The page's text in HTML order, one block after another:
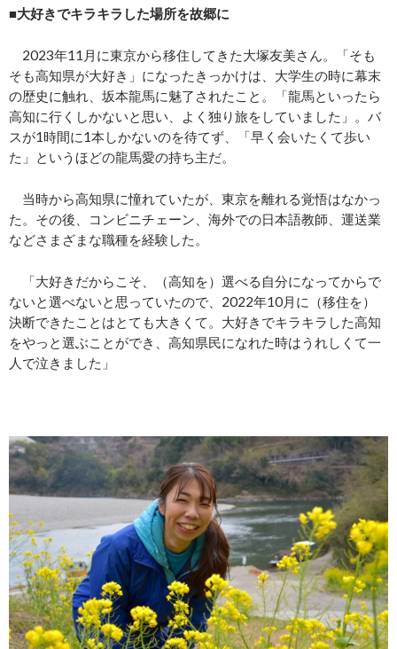
■大好きでキラキラした場所を故郷に
2023年11月に東京から移住してきた大塚友美さん。「そも
そも高知県が大好き」になったきっかけは、大学生の時に幕末
の歴史に触れ、坂本龍馬に魅了されたこと。「龍馬といったら
高知に行くしかないと思い、よく独り旅をしていました」。バ
スが1時間に1本しかないのを待てず、「早く会いたくて歩い
た」というほどの龍馬愛の持ち主だ。
当時から高知県に憧れていたが、東京を離れる覚悟はなかっ
た。その後、コンビニチェーン、海外での日本語教師、運送業
などさまざまな職種を経験した。
「大好きだからこそ、（高知を）選べる自分になってからで
ないと選べないと思っていたので、2022年10月に（移住を）
決断できたことはとても大きくて。大好きでキラキラした高知
をやっと選ぶことができ、高知県民になれた時はうれしくて一
人で泣きました」